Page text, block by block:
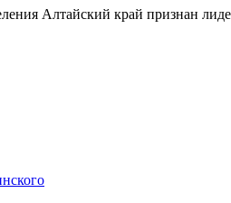
Алтайский край признан